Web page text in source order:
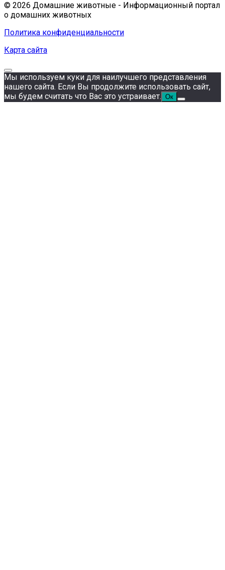
© 2026 Домашние животные - Информационный портал
о домашних животных
Политика конфиденциальности
Карта сайта
Мы используем куки для наилучшего представления
нашего сайта. Если Вы продолжите использовать сайт,
мы будем считать что Вас это устраивает. Ок